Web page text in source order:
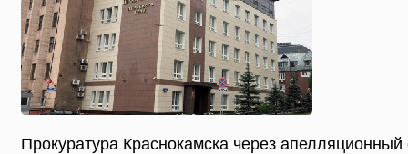
Прокуратура Краснокамска через